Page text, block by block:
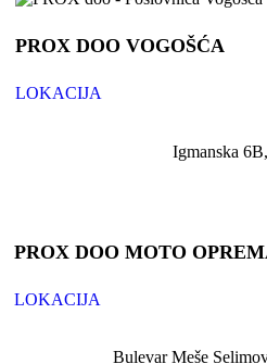
PROX DOO VOGOŠĆA
LOKACIJA
Igmanska
PROX DOO MOTO
LOKACIJA
Bulevar Meše